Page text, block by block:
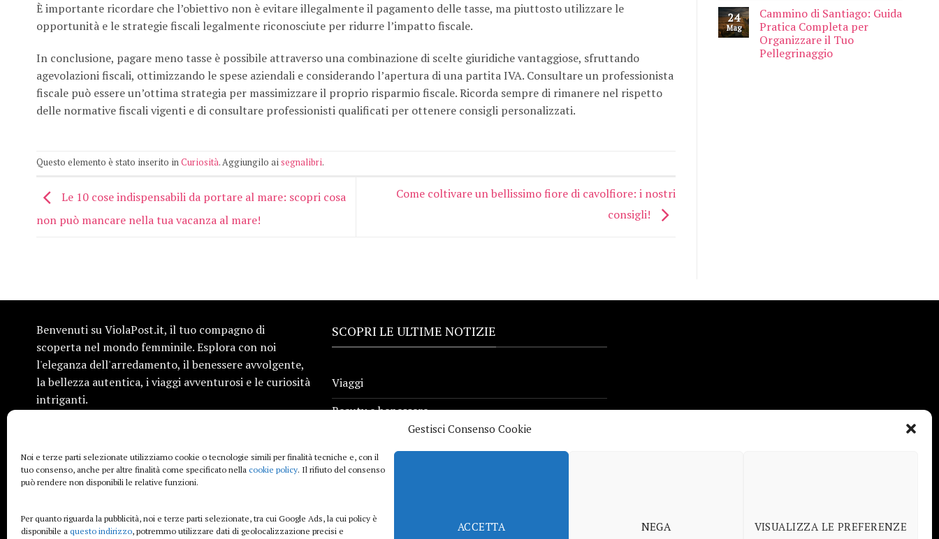
Gestisci Consenso Cookie
Noi e terze parti selezionate utilizziamo cookie o tecnologie simili per finalità tecniche e, con il
tuo consenso, anche per altre finalità come specificato nella cookie policy. Il rifiuto del consenso
può rendere non disponibili le relative funzioni.
Per quanto riguarda la pubblicità, noi e terze parti selezionate, tra cui Google Ads, la cui policy è
disponibile a questo indirizzo, potremmo utilizzare dati di geolocalizzazione precisi e
ACCETTA NEGA VISUALIZZA LE PREFERENZE
È importante ricordare che l’obiettivo non è evitare illegalmente il pagamento delle tasse, ma piuttosto utilizzare le
opportunità e le strategie fiscali legalmente riconosciute per ridurre l’impatto fiscale.
In conclusione, pagare meno tasse è possibile attraverso una combinazione di scelte giuridiche vantaggiose, sfruttando
agevolazioni fiscali, ottimizzando le spese aziendali e considerando l’apertura di una partita IVA. Consultare un professionista
fiscale può essere un’ottima strategia per massimizzare il proprio risparmio fiscale. Ricorda sempre di rimanere nel rispetto
delle normative fiscali vigenti e di consultare professionisti qualificati per ottenere consigli personalizzati.
Questo elemento è stato inserito inCuriosità. Aggiungilo aisegnalibri.
Le 10 cose indispensabili da portare al mare: scopri cosa
non può mancare nella tua vacanza al mare!
Come coltivare un bellissimo fiore di cavolfiore: i nostri
consigli!
24
Mag
Cammino di Santiago: Guida
Pratica Completa per
Organizzare il Tuo
Pellegrinaggio
Benvenuti su ViolaPost.it, il tuo compagno di
scoperta nel mondo femminile. Esplora con noi
l'eleganza dell'arredamento, il benessere avvolgente,
la bellezza autentica, i viaggi avventurosi e le curiosità
intriganti.
nel nostro universo e lasciati affascinare dalle storie
che raccontiamo.
SCOPRI LE ULTIME NOTIZIE
Viaggi
Beauty e benessere
Curiosità
Sport